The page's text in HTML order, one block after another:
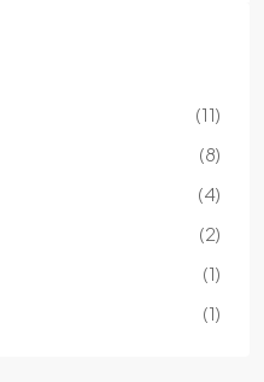
(11)
(8)
(4)
(2)
(1)
(1)